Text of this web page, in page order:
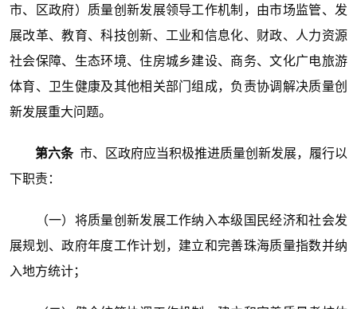
市、区政府）质量创新发展领导工作机制，由市场监管、发
展改革、教育、科技创新、工业和信息化、财政、人力资源
社会保障、生态环境、住房城乡建设、商务、文化广电旅游
体育、卫生健康及其他相关部门组成，负责协调解决质量创
新发展重大问题。
第六条 市、区政府应当积极推进质量创新发展，履行以
下职责：
（一）将质量创新发展工作纳入本级国民经济和社会发
展规划、政府年度工作计划，建立和完善珠海质量指数并纳
入地方统计；